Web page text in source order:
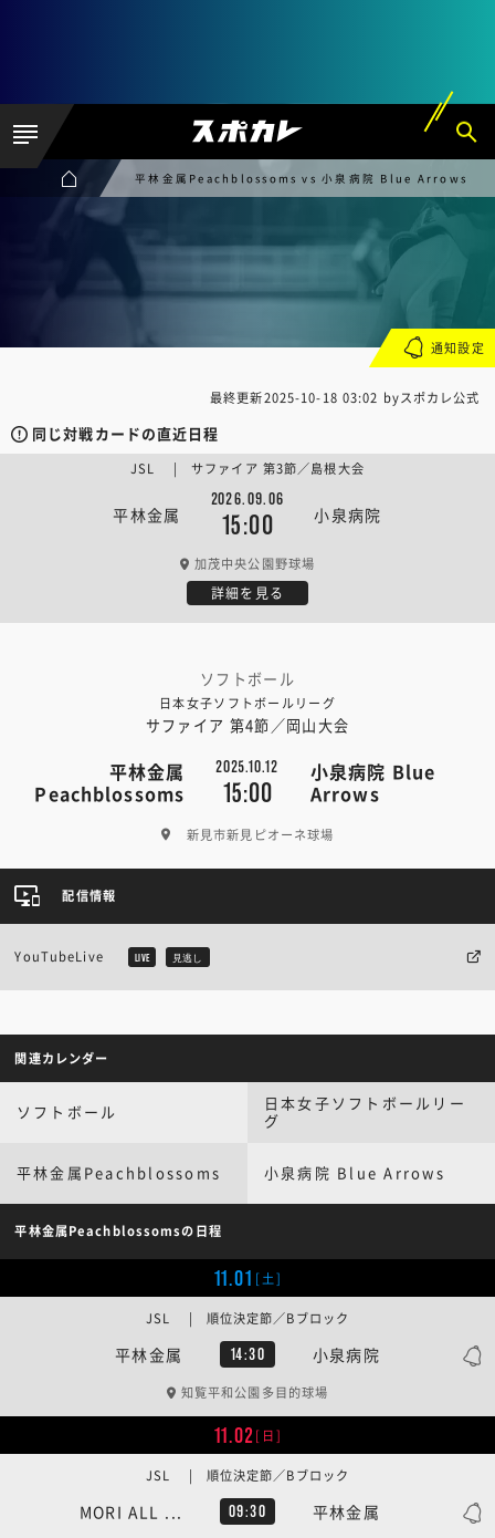
平林金属Peachblossoms vs 小泉病院 Blue Arrows
最終更新2025-10-18 03:02 byスポカレ公式
同じ対戦カードの直近日程
平林金属
2026.09.06
15:00 小泉病院
JSL | サファイア 第3節／島根大会
加茂中央公園野球場
詳細を見る
ソフトボール
日本女子ソフトボールリーグ
サファイア 第4節／岡山大会
平林金属
Peachblossoms
2025.10.12
15:00
小泉病院 Blue
Arrows
新見市新見ピオーネ球場
通知設定
配信情報
YouTubeLive LIVE 見逃し
関連カレンダー
ソフトボール
日本女子ソフトボールリー
グ
平林金属Peachblossoms 小泉病院 Blue Arrows
平林金属Peachblossomsの日程
11.01 [土]
平林金属 14:30 小泉病院
JSL | 順位決定節／Bブロック
知覧平和公園多目的球場
11.02[日]
MORI ALL ... 09:30 平林金属
JSL | 順位決定節／Bブロック